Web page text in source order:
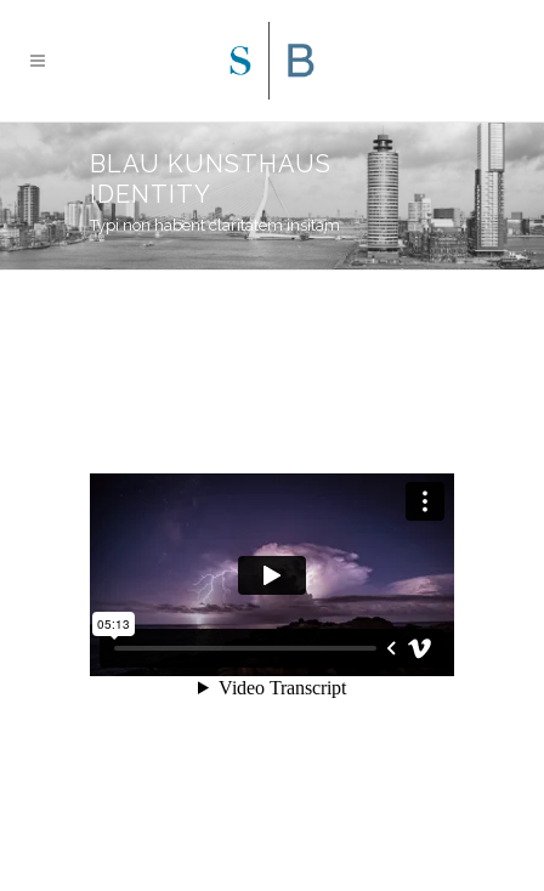
BLAU KUNSTHAUS
IDENTITY
Typi non habent claritatem insitam